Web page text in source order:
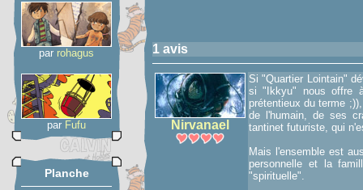
par rohagus
par Fufu
Planche
1 avis
Nirvanael
Si "Quartier Lointain"
si "Ikkyu" nous offre
prétentieux du terme
de l'humain, de ses
tantinet futuriste, qui
Mais l'ensemble est
personnelle et la
"spirituelle".